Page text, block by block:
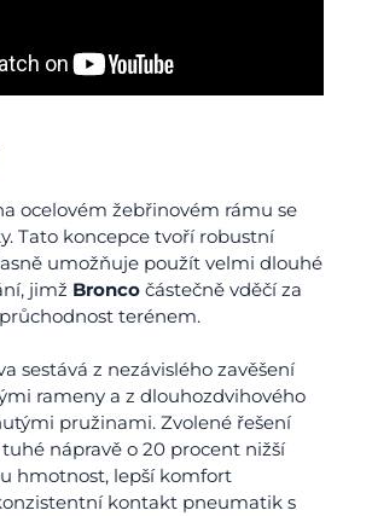
ocelovém žebřinovém rámu se
Tato koncepce tvoří robustní
umožňuje použít velmi dlouhé
jimž Bronco částečně vděčí za
terénem.
sestává z nezávislého zavěšení
rameny a z dlouhozdvihového
pružinami. Zvolené řešení
nápravě o 20 procent nižší
hmotnost, lepší komfort
kontakt pneumatik s